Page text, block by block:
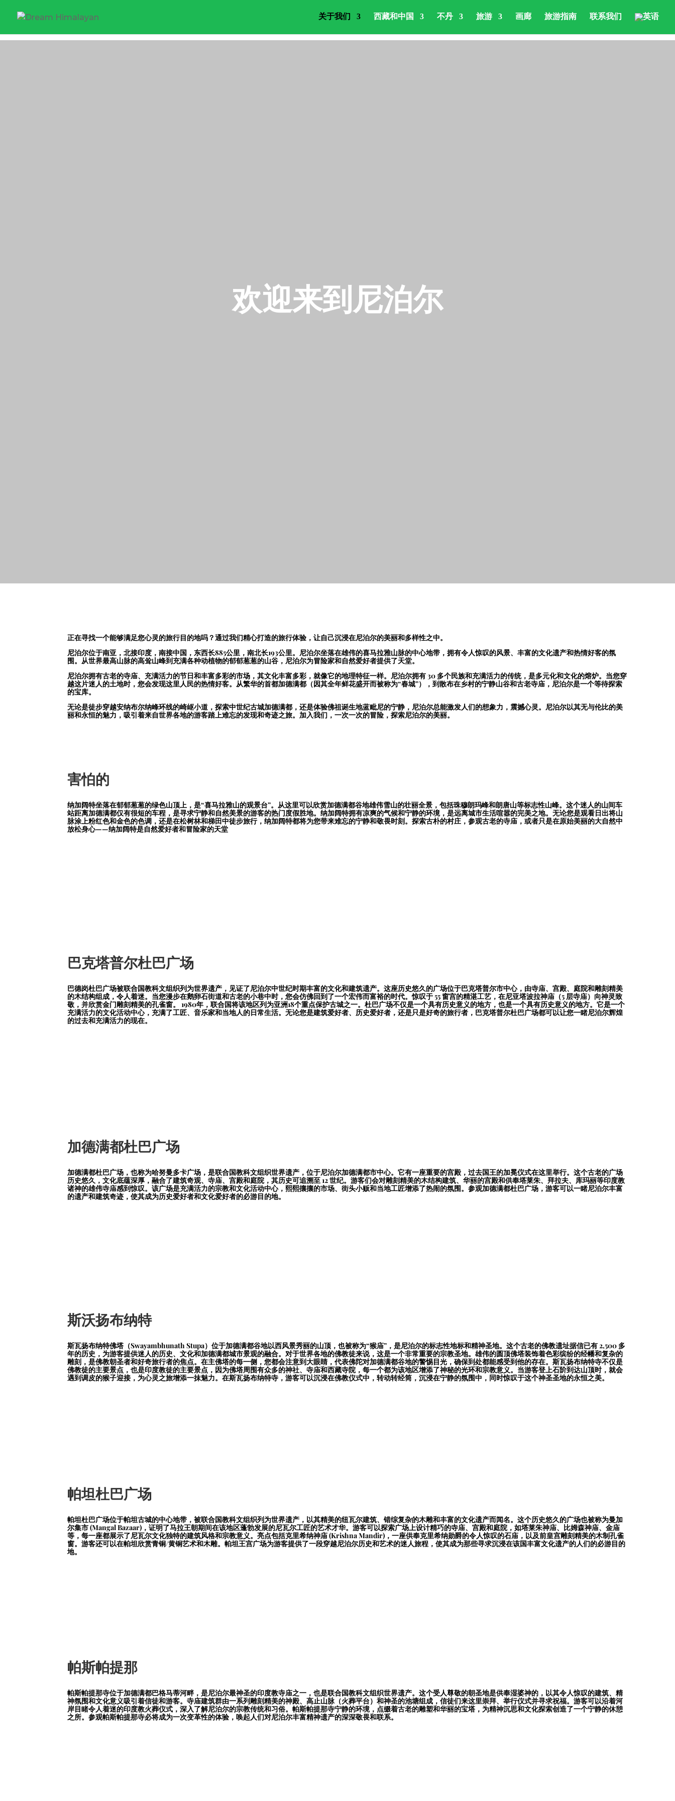
关于我们 西藏和中国 不丹 旅游 画廊 旅游指南 联系我们
欢迎来到尼泊尔
正在寻找一个能够满足您心灵的旅行目的地吗？通过我们精心打造的旅行体验，让自己沉浸在尼泊尔的美丽和​​多样性之中。
尼泊尔位于南亚，北接印度，南接中国，东西长885公里，南北长193公里。尼泊尔坐落在雄伟的喜马拉雅山脉的中心地带，拥有令人惊叹的风景、丰富的文化遗产和热情好客的氛
围。从世界最高山脉的高耸山峰到充满各种动植物的郁郁葱葱的山谷，尼泊尔为冒险家和自然爱好者提供了天堂。
尼泊尔拥有古老的寺庙、充满活力的节日和丰富多彩的市场，其文化丰富多彩，就像它的地理特征一样。尼泊尔拥有 30 多个民族和充满活力的传统，是多元化和文化的熔炉。当您穿
越这片迷人的土地时，您会发现这里人民的热情好客。从繁华的首都加德满都（因其全年鲜花盛开而被称为“春城”），到散布在乡村的宁静山谷和古老寺庙，尼泊尔是一个等待探索
的宝库。
无论是徒步穿越安纳布尔纳峰环线的崎岖小道，探索中世纪古城加德满都，还是体验佛祖诞生地蓝毗尼的宁静，尼泊尔总能激发人们的想象力，震撼心灵。尼泊尔以其无与伦比的美
丽和永恒的魅力，吸引着来自世界各地的游客踏上难忘的发现和奇迹之旅。加入我们，一次一次的冒险，探索尼泊尔的美丽。
害怕的
纳加阔特坐落在郁郁葱葱的绿色山顶上，是“喜马拉雅山的观景台”。从这里可以欣赏加德满都谷地雄伟雪山的壮丽全景，包括珠穆朗玛峰和朗唐山等标志性山峰。这个迷人的山间车
站距离加德满都仅有很短的车程，是寻求宁静和自然美景的游客的热门度假胜地。纳加阔特拥有凉爽的气候和宁静的环境，是远离城市生活喧嚣的完美之地。无论您是观看日出将山
脉涂上粉红色和金色的色调，还是在松树林和梯田中徒步旅行，纳加阔特都将为您带来难忘的宁静和敬畏时刻。探索古朴的村庄，参观古老的寺庙，或者只是在原始美丽的大自然中
放松身心——纳加阔特是自然爱好者和冒险家的天堂
巴克塔普尔杜巴广场
巴德岗杜巴广场被联合国教科文组织列为世界遗产，见证了尼泊尔中世纪时期丰富的文化和建筑遗产。这座历史悠久的广场位于巴克塔普尔市中心，由寺庙、宫殿、庭院和雕刻精美
的木结构组成，令人着迷。当您漫步在鹅卵石街道和古老的小巷中时，您会仿佛回到了一个宏伟而富裕的时代。惊叹于 55 窗宫的精湛工艺，在尼亚塔波拉神庙（5 层寺庙）向神灵致
敬，并欣赏金门雕刻精美的孔雀窗。 1980年，联合国将该地区列为亚洲18个重点保护古城之一。杜巴广场不仅是一个具有历史意义的地方，也是一个具有历史意义的地方。它是一个
充满活力的文化活动中心，充满了工匠、音乐家和当地人的日常生活。无论您是建筑爱好者、历史爱好者，还是只是好奇的旅行者，巴克塔普尔杜巴广场都可以让您一睹尼泊尔辉煌
的过去和充满活力的现在。
加德满都杜巴广场
加德满都杜巴广场，也称为哈努曼多卡广场，是联合国教科文组织世界遗产，位于尼泊尔加德满都市中心。它有一座重要的宫殿，过去国王的加冕仪式在这里举行。这个古老的广场
历史悠久，文化底蕴深厚，融合了建筑奇观、寺庙、宫殿和庭院，其历史可追溯至 12 世纪。游客们会对雕刻精美的木结构建筑、华丽的宫殿和供奉塔莱朱、拜拉夫、库玛丽等印度教
诸神的雄伟寺庙感到惊叹。该广场是充满活力的宗教和文化活动中心，熙熙攘攘的市场、街头小贩和当地工匠增添了热闹的氛围。参观加德满都杜巴广场，游客可以一睹尼泊尔丰富
的遗产和建筑奇迹，使其成为历史爱好者和文化爱好者的必游目的地。
斯沃扬布纳特
斯瓦扬布纳特佛塔（Swayambhunath Stupa）位于加德满都谷地以西风景秀丽的山顶，也被称为“猴庙”，是尼泊尔的标志性地标和精神圣地。这个古老的佛教遗址据信已有 2,500 多
年的历史，为游客提供迷人的历史、文化和加德满都城市景观的融合。对于世界各地的佛教徒来说，这是一个非常重要的宗教圣地。雄伟的圆顶佛塔装饰着色彩缤纷的经幡和复杂的
雕刻，是佛教朝圣者和好奇旅行者的焦点。在主佛塔的每一侧，您都会注意到大眼睛，代表佛陀对加德满都谷地的警惕目光，确保到处都能感受到他的存在。斯瓦扬布纳特寺不仅是
佛教徒的主要景点，也是印度教徒的主要景点，因为佛塔周围有众多的神社、寺庙和西藏寺院，每一个都为该地区增添了神秘的光环和宗教意义。当游客登上石阶到达山顶时，就会
遇到调皮的猴子迎接，为心灵之旅增添一抹魅力。在斯瓦扬布纳特寺，游客可以沉浸在佛教仪式中，转动转经筒，沉浸在宁静的氛围中，同时惊叹于这个神圣圣地的永恒之美。
帕坦杜巴广场
帕坦杜巴广场位于帕坦古城的中心地带，被联合国教科文组织列为世界遗产，以其精美的纽瓦尔建筑、错综复杂的木雕和丰富的文化遗产而闻名。这个历史悠久的广场也被称为曼加
尔集市 (Mangal Bazaar)，证明了马拉王朝期间在该地区蓬勃发展的尼瓦尔工匠的艺术才华。游客可以探索广场上设计精巧的寺庙、宫殿和庭院，如塔莱朱神庙、比姆森神庙、金庙
等，每一座都展示了尼瓦尔文化独特的建筑风格和宗教意义。亮点包括克里希纳神庙 (Krishna Mandir)，一座供奉克里希纳勋爵的令人惊叹的石庙，以及前皇宫雕刻精美的木制孔雀
窗。游客还可以在帕坦欣赏青铜/黄铜艺术和木雕。帕坦王宫广场为游客提供了一段穿越尼泊尔历史和艺术的迷人旅程，使其成为那些寻求沉浸在该国丰富文化遗产的人们的必游目的
地。
帕斯帕提那
帕斯帕提那寺位于加德满都巴格马蒂河畔，是尼泊尔最神圣的印度教寺庙之一，也是联合国教科文组织世界遗产。这个受人尊敬的朝圣地是供奉湿婆神的，以其令人惊叹的建筑、精
神氛围和文化意义吸引着信徒和游客。寺庙建筑群由一系列雕刻精美的神殿、高止山脉（火葬平台）和神圣的池塘组成，信徒们来这里崇拜、举行仪式并寻求祝福。游客可以沿着河
岸目睹令人着迷的印度教火葬仪式，深入了解尼泊尔的宗教传统和习俗。帕斯帕提那寺宁静的环境，点缀着古老的雕塑和华丽的宝塔，为精神沉思和文化探索创造了一个宁静的休憩
之所。参观帕斯帕提那寺必将成为一次变革性的体验，唤起人们对尼泊尔丰富精神遗产的深深敬畏和联系。